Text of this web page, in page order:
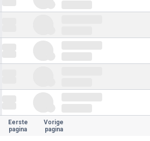
Eerste
pagina
Vorige
pagina